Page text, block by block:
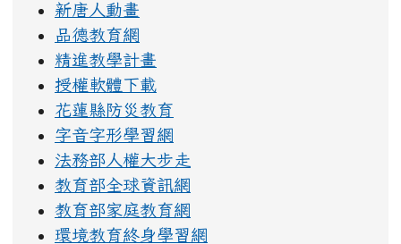
新唐人動畫
品德教育網
精進教學計畫
授權軟體下載
花蓮縣防災教育
字音字形學習網
法務部人權大步走
教育部全球資訊網
教育部家庭教育網
環境教育終身學習網